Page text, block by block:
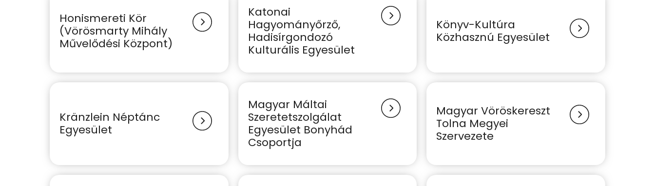
Honismereti Kör
(Vörösmarty Mihály
Művelődési Központ)
Katonai
Hagyományőrző,
Hadisírgondozó
Kulturális Egyesület
Könyv-Kultúra
Közhasznú Egyesület
Kränzlein Néptánc
Egyesület
Magyar Máltai
Szeretetszolgálat
Egyesület Bonyhád
Csoportja
Magyar Vöröskereszt
Tolna Megyei
Szervezete